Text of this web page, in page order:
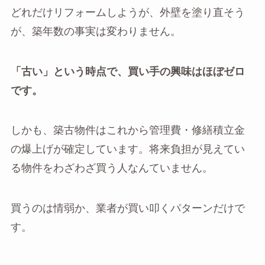
どれだけリフォームしようが、外壁を塗り直そう
が、築年数の事実は変わりません。
「古い」という時点で、買い手の興味はほぼゼロ
です。
しかも、築古物件はこれから管理費・修繕積立金
の爆上げが確定しています。将来負担が見えてい
る物件をわざわざ買う人なんていません。
買うのは情弱か、業者が買い叩くパターンだけで
す。